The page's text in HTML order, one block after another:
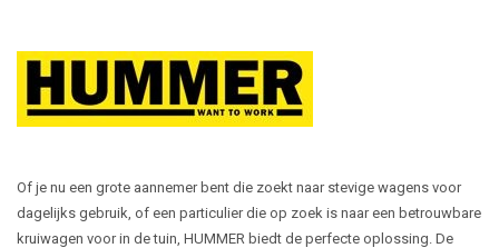
Of je nu een grote aannemer bent die zoekt naar stevige wagens voor
dagelijks gebruik, of een particulier die op zoek is naar een betrouwbare
kruiwagen voor in de tuin, HUMMER biedt de perfecte oplossing. De